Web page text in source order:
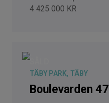
4 425 000 KR
SÅLD
Boulevarden 47
TÄBY PARK, TÄBY